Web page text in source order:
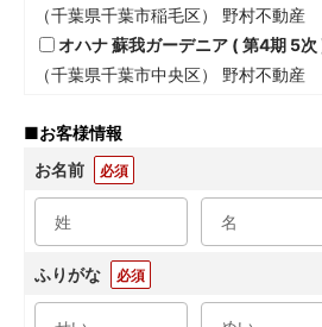
（千葉県千葉市稲毛区） 野村不動産
オハナ 蘇我ガーデニア ( 第4期 5次
（千葉県千葉市中央区） 野村不動産
■お客様情報
お名前
必須
ふりがな 必須